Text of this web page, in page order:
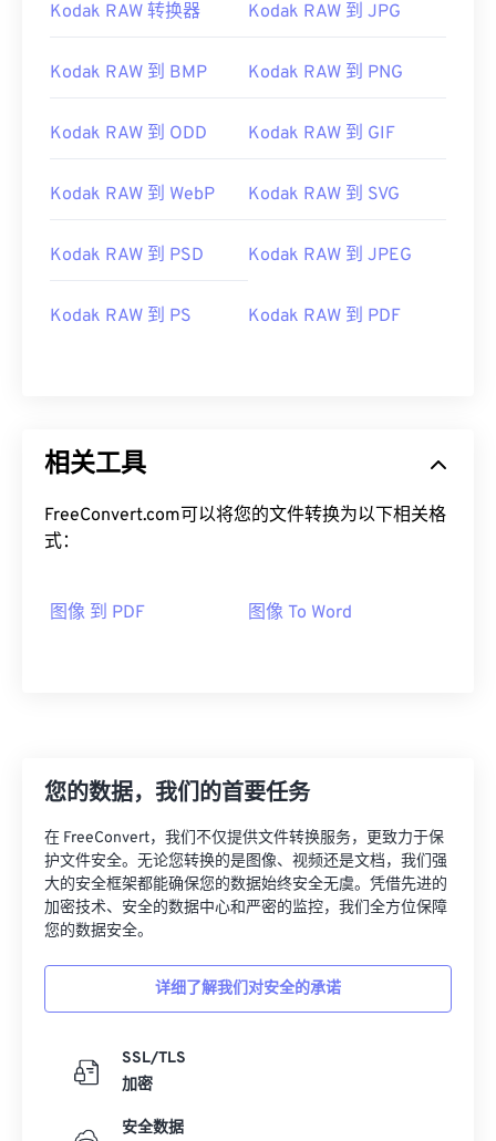
Kodak RAW 转换器 Kodak RAW 到 JPG
Kodak RAW 到 BMP Kodak RAW 到 PNG
Kodak RAW 到 ODD Kodak RAW 到 GIF
Kodak RAW 到 WebP Kodak RAW 到 SVG
Kodak RAW 到 PSD Kodak RAW 到 JPEG
Kodak RAW 到 PS Kodak RAW 到 PDF
相关工具
FreeConvert.com可以将您的文件转换为以下相关格
式：
图像 到 PDF 图像 To Word
您的数据，我们的首要任务
在 FreeConvert，我们不仅提供文件转换服务，更致力于保
护文件安全。无论您转换的是图像、视频还是文档，我们强
大的安全框架都能确保您的数据始终安全无虞。凭借先进的
加密技术、安全的数据中心和严密的监控，我们全方位保障
您的数据安全。
详细了解我们对安全的承诺
SSL/TLS
加密
安全数据